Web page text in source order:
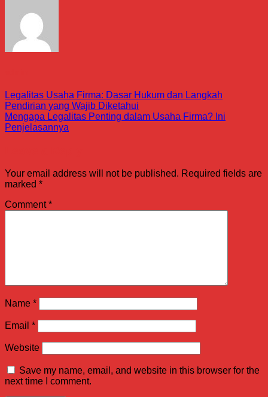
Legalitas Usaha Firma: Dasar Hukum dan Langkah
Pendirian yang Wajib Diketahui
Mengapa Legalitas Penting dalam Usaha Firma? Ini
Penjelasannya
Your email address will not be published. Required fields are
marked *
Comment*
Name *
Email *
Website
Save my name, email, and website in this browser for the
next time I comment.